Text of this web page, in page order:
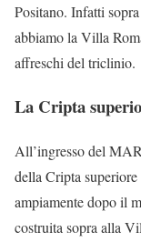
Positano. Infatti
abbiamo la Villa
affreschi del triclinio.
La Cripta
All’ingresso del
della Cripta
ampiamente dopo il
costruita sopra alla